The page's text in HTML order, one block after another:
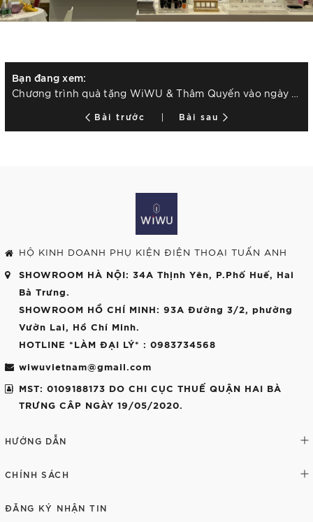
Bạn đang xem:
Bài trước Bài sau
HỘ KINH DOANH PHỤ KIỆN ĐIỆN THOẠI TUẤN ANH
SHOWROOM HÀ NỘI: 34A Thịnh Yên, P.Phố Huế, Hai
Bà Trưng.
SHOWROOM HỒ CHÍ MINH: 93A Đường 3/2, phường
Vườn Lai, Hồ Chí Minh.
HOTLINE *LÀM ĐẠI LÝ* : 0983734568
wiwuvietnam@gmail.com
MST: 0109188173 DO CHI CỤC THUẾ QUẬN HAI BÀ
TRƯNG CÂP NGÀY 19/05/2020.
HƯỚNG DẪN
CHÍNH SÁCH
ĐĂNG KÝ NHẬN TIN